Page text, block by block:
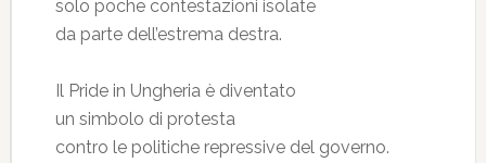
solo poche contestazioni isolate
da parte dell’estrema destra.
Il Pride in Ungheria è diventato
un simbolo di protesta
contro le politiche repressive del governo.